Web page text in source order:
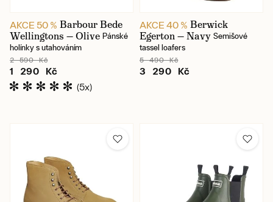
AKCE 50 % Barbour Bede
Wellingtons — Olive Pánské
holínky s utahováním
2 590 Kč
1 290 Kč
(5x)
AKCE 40 % Berwick
Egerton — Navy Semišové
tassel loafers
5 490 Kč
3 290 Kč